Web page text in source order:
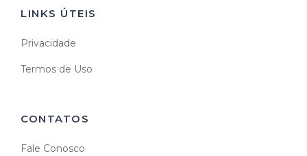
LINKS ÚTEIS
Privacidade
Termos de Uso
CONTATOS
Fale Conosco